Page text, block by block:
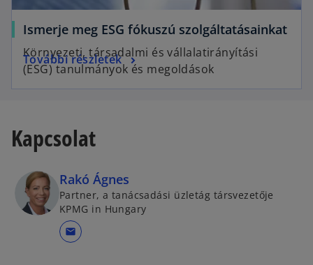
Ismerje meg ESG fókuszú szolgáltatásainkat
Környezeti, társadalmi és vállalatirányítási
(ESG) tanulmányok és megoldások
További részletek
Kapcsolat
Rakó Ágnes
Partner, a tanácsadási üzletág társvezetője
KPMG in Hungary
mail